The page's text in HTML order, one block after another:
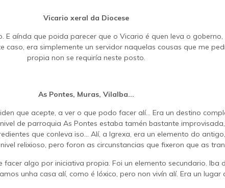
Vicario xeral da Diocese
E aínda que poida parecer que o Vicario é quen leva o
caso, era simplemente un servidor naquelas cousas que me
propia non se requiría neste posto.
As Pontes, Muras, Vilalba...
que acepte, a ver o que podo facer alí... Era un destino
de parroquia As Pontes estaba tamén bastante
que conleva iso… Alí, a Igrexa, era un elemento do
relixioso, pero foron as circunstancias que fixeron que as
algo por iniciativa propia. Foi un elemento secundario.
unha casa alí, como é lóxico, pero non vivín alí. Era un